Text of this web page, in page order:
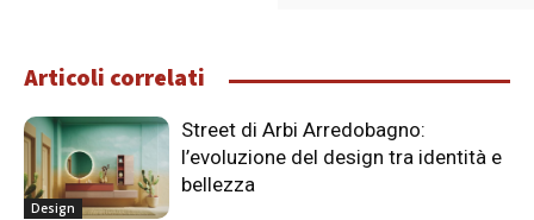
Articoli correlati
Design
Street di Arbi Arredobagno:
l’evoluzione del design tra identità e
bellezza